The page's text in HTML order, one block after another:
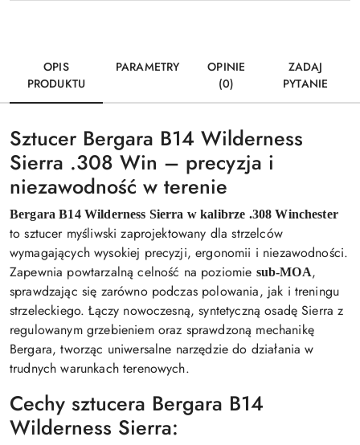
OPIS
PRODUKTU
PARAMETRY
OPINIE
(0)
ZADAJ
PYTANIE
Sztucer Bergara B14 Wilderness
Sierra .308 Win – precyzja i
niezawodność w terenie
Bergara B14 Wilderness Sierra w kalibrze .308 Winchester
to sztucer myśliwski zaprojektowany dla strzelców
wymagających wysokiej precyzji, ergonomii i niezawodności.
Zapewnia powtarzalną celność na poziomie sub-MOA,
sprawdzając się zarówno podczas polowania, jak i treningu
strzeleckiego. Łączy nowoczesną, syntetyczną osadę Sierra z
regulowanym grzebieniem oraz sprawdzoną mechanikę
Bergara, tworząc uniwersalne narzędzie do działania w
trudnych warunkach terenowych.
Cechy sztucera Bergara B14
Wilderness Sierra: